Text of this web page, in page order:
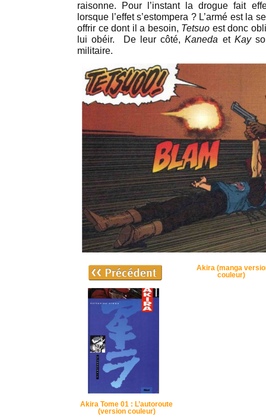
raisonne. Pour l’instant la drogue fait
lorsque l’effet s’estompera ? L’armé est la
offrir ce dont il a besoin, Tetsuo est donc
lui obéir. De leur côté,Kaneda et Kay
militaire.
Akira Tome 01 : L’autoroute
(version couleur)
Akira (manga
couleur)